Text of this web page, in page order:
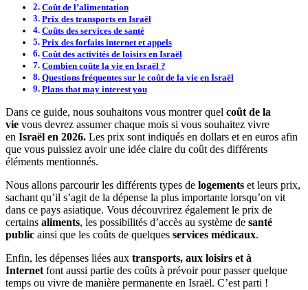
Coût de l’alimentation
Prix des transports en Israël
Coûts des services de santé
Prix des forfaits internet et appels
Coût des activités de loisirs en Israël
Combien coûte la vie en Israël ?
Questions fréquentes sur le coût de la vie en Israël
Plans that may interest you
Dans ce guide, nous souhaitons vous montrer quel coût de la
vie vous devrez assumer chaque mois si vous souhaitez vivre
en Israël en 2026. Les prix sont indiqués en dollars et en euros afin
que vous puissiez avoir une idée claire du coût des différents
éléments mentionnés.
Nous allons parcourir les différents types de logements et leurs prix,
sachant qu’il s’agit de la dépense la plus importante lorsqu’on vit
dans ce pays asiatique. Vous découvrirez également le prix de
certains aliments, les possibilités d’accès au système de santé
public ainsi que les coûts de quelques services médicaux.
Enfin, les dépenses liées aux transports, aux loisirs et à
Internetfont aussi partie des coûts à prévoir pour passer quelque
temps ou vivre de manière permanente en Israël. C’est parti !